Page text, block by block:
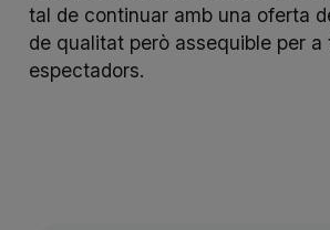
tal de continuar amb una oferta
de qualitat però assequible per a
espectadors.